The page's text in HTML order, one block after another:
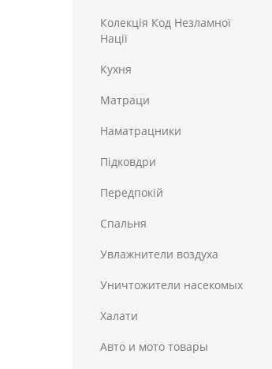
Колекція Код Незламної
Нації
Кухня
Матраци
Наматрацники
Пiдковдри
Передпокій
Спальня
Увлажнители воздуха
Уничтожители насекомых
Халати
Авто и мото товары